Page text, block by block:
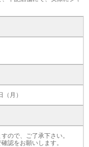
月）
ので、ご了承下さい。
認をお願いします。